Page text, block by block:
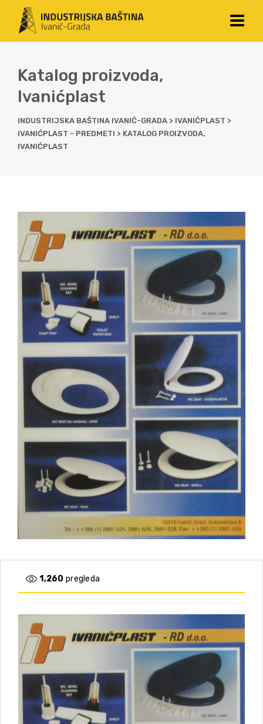
Katalog proizvoda,
Ivanićplast
INDUSTRIJSKA BAŠTINA IVANIĆ-GRADA > IVANIĆPLAST >
IVANIĆPLAST - PREDMETI > KATALOG PROIZVODA,
IVANIĆPLAST
1,260 pregleda